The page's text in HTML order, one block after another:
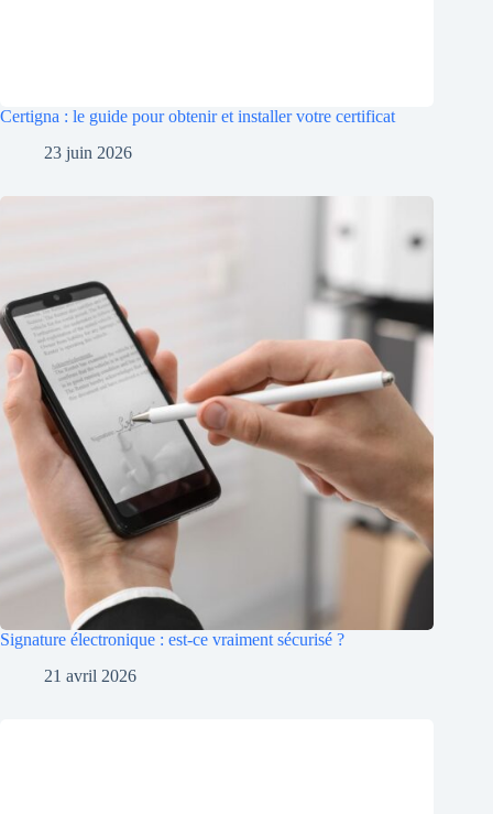
Certigna : le guide pour obtenir et installer votre certificat
23 juin 2026
Signature électronique : est-ce vraiment sécurisé ?
21 avril 2026